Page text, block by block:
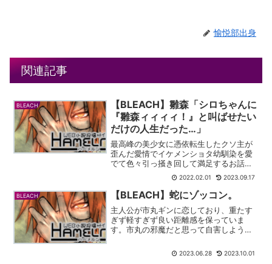
愉悦部出身
関連記事
BLEACH
【BLEACH】雛森「シロちゃんに
『雛森ィィィィ！』と叫ばせたい
だけの人生だった…」
最高峰の美少女に憑依転生したクソ主が
歪んだ愛情でイケメンショタ幼馴染を愛
でて色々引っ掻き回して満足するお話だ
ゾ。ろぼと - HamelnBLEACHの二次創作
です。雛森桃に憑依して、日番谷冬獅郎
ことシロちゃんを精神的に追い詰めま
す。主人公最...
2022.02.01 2023.09.17
BLEACH 【BLEACH】蛇にゾッコン。
主人公が市丸ギンに恋しており、重たす
ぎず軽すぎず良い距離感を保っていま
す。市丸の邪魔だと思って自害しようと
2023.06.28 2023.10.01